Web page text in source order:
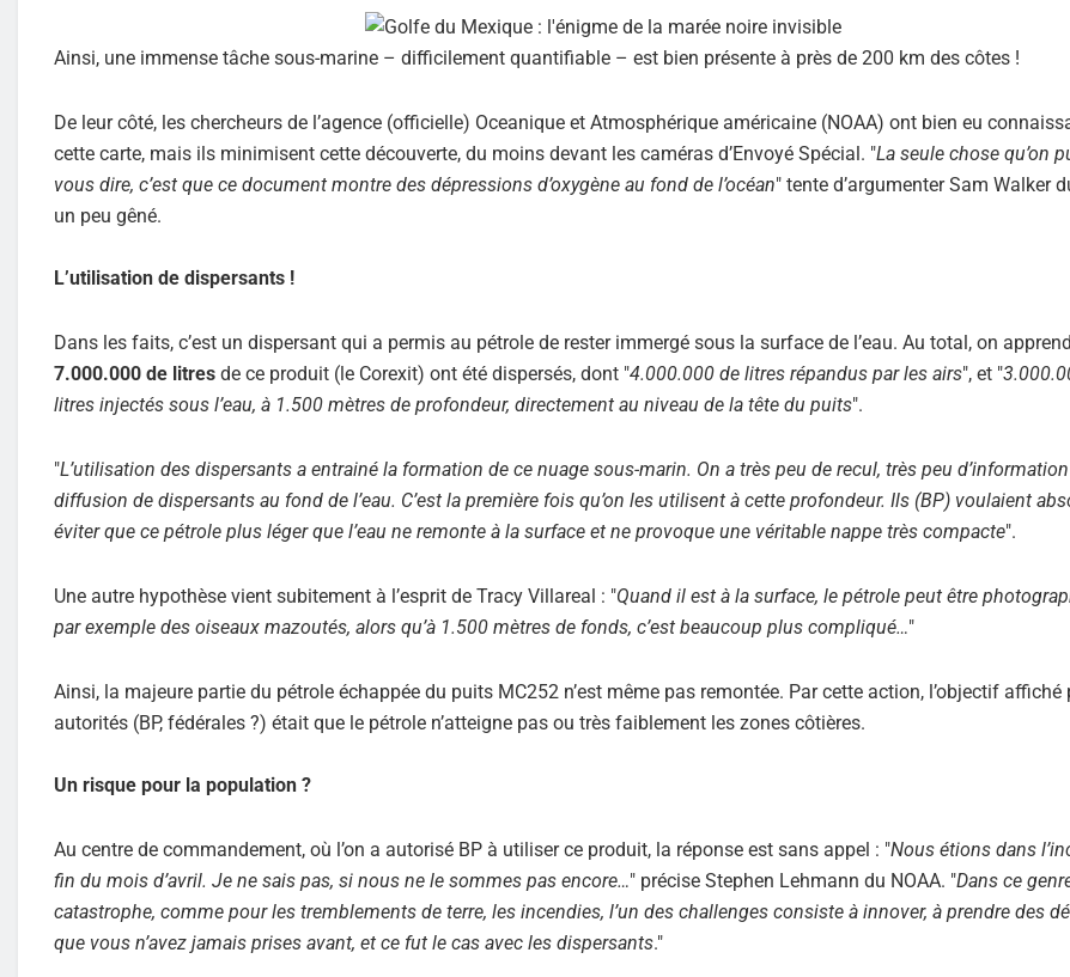
Ainsi, une immense tâche sous-marine – difficilement quantifiable – est bien présente à près de 200 km des côtes !
De leur côté, les chercheurs de l’agence (officielle) Oceanique et Atmosphérique américaine (NOAA) ont bien eu
cette carte, mais ils minimisent cette découverte, du moins devant les caméras d’Envoyé Spécial. "La seule chose qu’on
vous dire, c’est que ce document montre des dépressions d’oxygène au fond de l’océan" tente d’argumenter Sam Walker
un peu gêné.
L’utilisation de dispersants !
Dans les faits, c’est un dispersant qui a permis au pétrole de rester immergé sous la surface de l’eau. Au total, on
7.000.000 de litres de ce produit (le Corexit) ont été dispersés, dont "4.000.000 de litres répandus par les airs", et "
litres injectés sous l’eau, à 1.500 mètres de profondeur, directement au niveau de la tête du puits".
"L’utilisation des dispersants a entrainé la formation de ce nuage sous-marin. On a très peu de recul, très peu
diffusion de dispersants au fond de l’eau. C’est la première fois qu’on les utilisent à cette profondeur. Ils (BP) voulaient
éviter que ce pétrole plus léger que l’eau ne remonte à la surface et ne provoque une véritable nappe très compacte".
Une autre hypothèse vient subitement à l’esprit de Tracy Villareal : "Quand il est à la surface, le pétrole peut être
par exemple des oiseaux mazoutés, alors qu’à 1.500 mètres de fonds, c’est beaucoup plus compliqué…"
Ainsi, la majeure partie du pétrole échappée du puits MC252 n’est même pas remontée. Par cette action, l’objectif affiché
autorités (BP, fédérales ?) était que le pétrole n’atteigne pas ou très faiblement les zones côtières.
Un risque pour la population ?
Au centre de commandement, où l’on a autorisé BP à utiliser ce produit, la réponse est sans appel : "Nous étions dans
fin du mois d’avril. Je ne sais pas, si nous ne le sommes pas encore…" précise Stephen Lehmann du NOAA. "Dans ce
catastrophe, comme pour les tremblements de terre, les incendies, l’un des challenges consiste à innover, à prendre des
que vous n’avez jamais prises avant, et ce fut le cas avec les dispersants."